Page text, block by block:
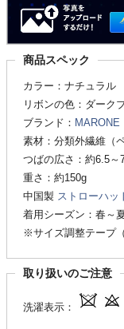
商品スペック
カラー：ナチュラル
リボンの色：ダーク
ブランド： MARONE
素材：分類外繊維（
つばの広さ：約6.5～
重さ：約150g
中国製 ストローハッ
着用シーズン：春～
※サイズ調整テープ
取り扱いのご注意
洗濯表示：